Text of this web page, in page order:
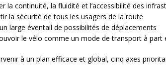
la continuité, la fluidité et l’accessibilité des
la sécurité de tous les usagers de la route
large éventail de possibilités de déplacements
le vélo comme un mode de transport à part
à un plan efficace et global, cinq axes